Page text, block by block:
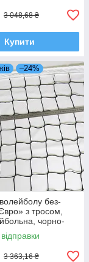
3 048,68 ₴
Купити
–24%
без-
з тросом,
чорно-
3 363,16 ₴